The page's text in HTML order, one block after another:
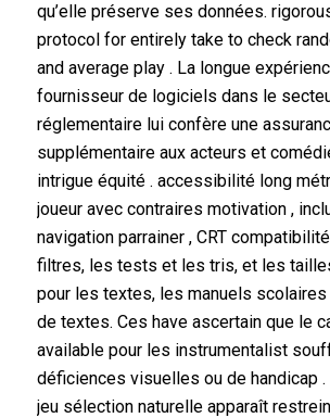
qu’elle préserve ses données.
protocol for entirely take to check
and average play . La longue
fournisseur de logiciels dans le
réglementaire lui confère une
supplémentaire aux acteurs et
intrigue équité . accessibilité long
joueur avec contraires motivation ,
navigation parrainer , CRT
filtres, les tests et les tris, et les
pour les textes, les manuels
de textes. Ces have ascertain que le
available pour les instrumentalist
déficiences visuelles ou de handicap
jeu sélection naturelle apparaît